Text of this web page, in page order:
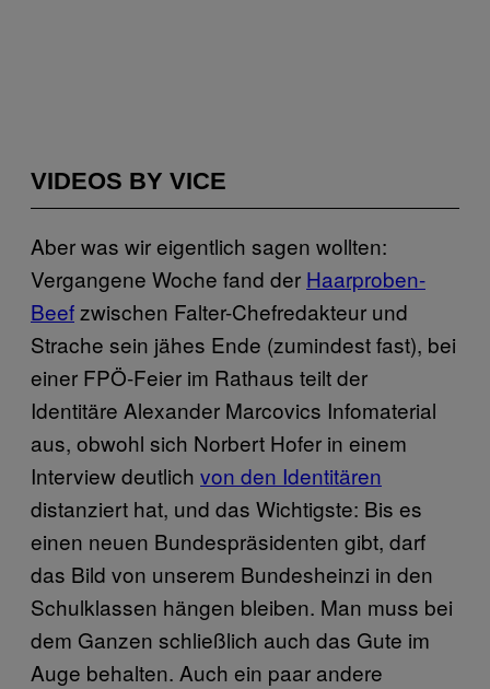
VIDEOS BY VICE
Aber was wir eigentlich sagen wollten:
Vergangene Woche fand der Haarproben-
Beefzwischen Falter-Chefredakteur und
Strache sein jähes Ende (zumindest fast), bei
einer FPÖ-Feier im Rathaus teilt der
Identitäre Alexander Marcovics Infomaterial
aus, obwohl sich Norbert Hofer in einem
Interview deutlich von den Identitären
distanziert hat, und das Wichtigste: Bis es
einen neuen Bundespräsidenten gibt, darf
das Bild von unserem Bundesheinzi in den
Schulklassen hängen bleiben. Man muss bei
dem Ganzen schließlich auch das Gute im
Auge behalten. Auch ein paar andere